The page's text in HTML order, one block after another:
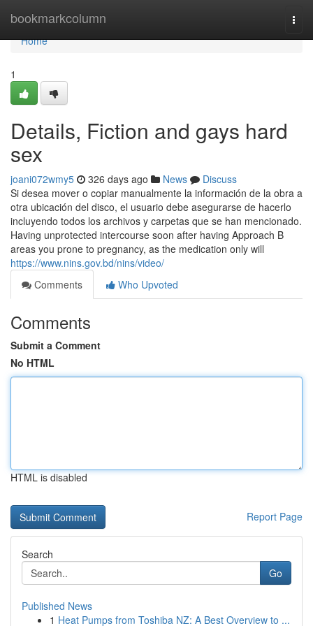
bookmarkcolumn
Home
Home
1
Details, Fiction and gays hard
sex
joani072wmy5 326 days ago News
Discuss
Si desea mover o copiar manualmente la información de la obra a
otra ubicación del disco, el usuario debe asegurarse de hacerlo
incluyendo todos los archivos y carpetas que se han mencionado.
Having unprotected intercourse soon after having Approach B
areas you prone to pregnancy, as the medication only will
https://www.nins.gov.bd/nins/video/
Comments
Who Upvoted
Comments
Submit a Comment
No HTML
HTML is disabled
Report Page
Search
Go
Published News
1 Heat Pumps from Toshiba NZ: A Best Overview to ...